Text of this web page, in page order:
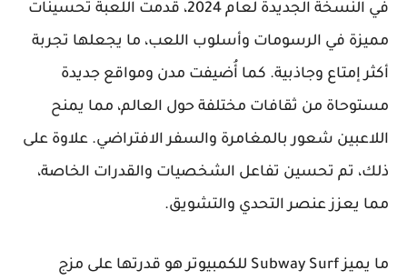
في النسخة الجديدة لعام 2024، قدمت اللعبة تحسينات
مميزة في الرسومات وأسلوب اللعب، ما يجعلها تجربة
أكثر إمتاع وجاذبية. كما أُضيفت مدن ومواقع جديدة
مستوحاة من ثقافات مختلفة حول العالم، مما يمنح
اللاعبين شعور بالمغامرة والسفر الافتراضي. علاوة على
ذلك، تم تحسين تفاعل الشخصيات والقدرات الخاصة،
مما يعزز عنصر التحدي والتشويق.
ما يميز Subway Surf للكمبيوتر هو قدرتها على مزج